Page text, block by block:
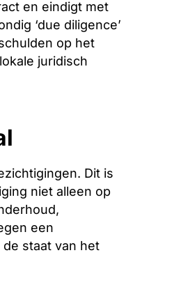
en eindigt met
‘due diligence’
op het
juridisch
Dit is
niet alleen op
een
staat van het